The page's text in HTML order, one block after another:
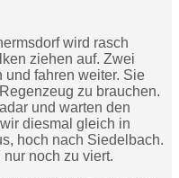
wird rasch
ziehen auf. Zwei
fahren weiter. Sie
zu brauchen.
und warten den
diesmal gleich in
hoch nach Siedelbach.
noch zu viert.